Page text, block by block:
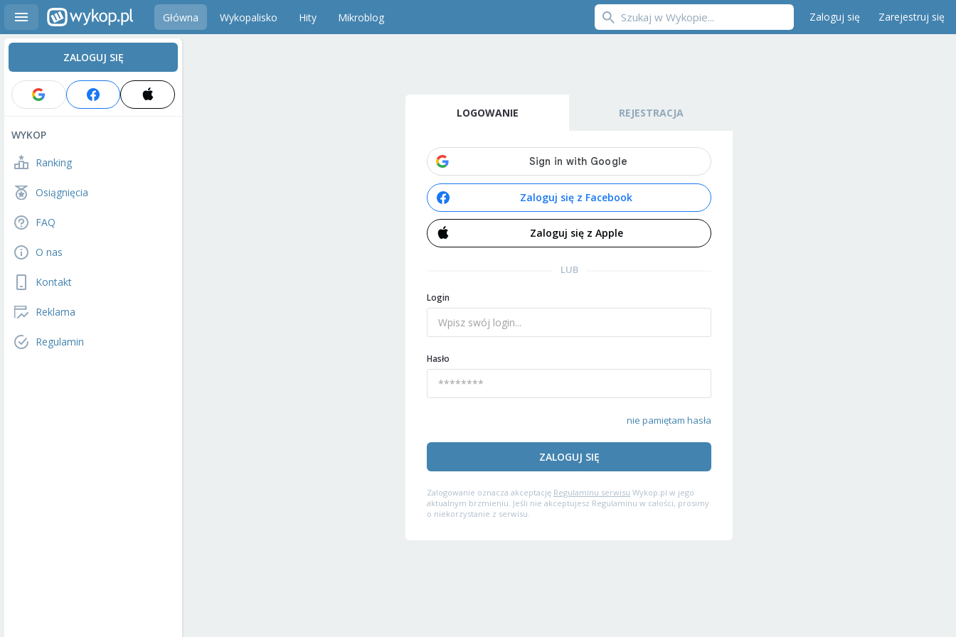
Główna Wykopalisko Hity Mikroblog Zaloguj się Zarejestruj się
ZALOGUJ SIĘ
WYKOP
Ranking
Osiągnięcia
FAQ
O nas
Kontakt
Reklama
Regulamin
LOGOWANIE REJESTRACJA
Zaloguj się z Facebook
Zaloguj się z Apple
LUB
Login
Hasło
nie pamiętam hasła
ZALOGUJ SIĘ
Zalogowanie oznacza akceptację Regulaminu serwisu Wykop.pl w jego
aktualnym brzmieniu. Jeśli nie akceptujesz Regulaminu w całości, prosimy
o niekorzystanie z serwisu.